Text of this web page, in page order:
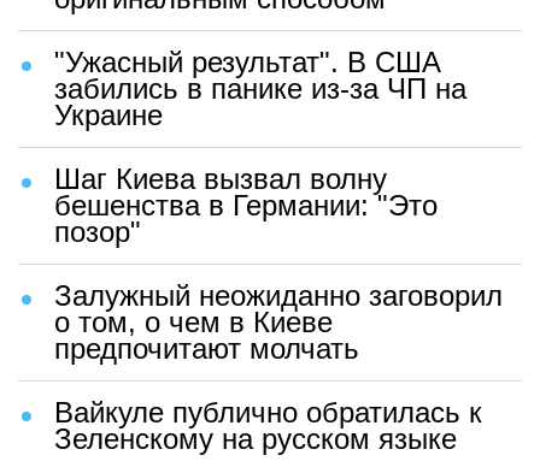
"Ужасный результат". В США
забились в панике из-за ЧП на
Украине
Шаг Киева вызвал волну
бешенства в Германии: "Это
позор"
Залужный неожиданно заговорил
о том, о чем в Киеве
предпочитают молчать
Вайкуле публично обратилась к
Зеленскому на русском языке